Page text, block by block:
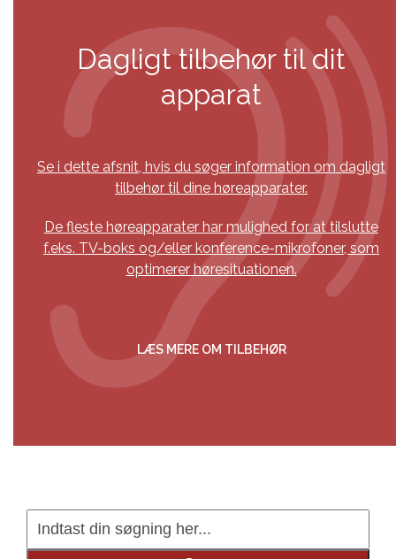
Dagligt tilbehør til dit
apparat
Se i dette afsnit, hvis du søger information om dagligt
tilbehør til dine høreapparater.
De fleste høreapparater har mulighed for at tilslutte
f.eks. TV-boks og/eller konference-mikrofoner, som
optimerer høresituationen.
LÆS MERE OM TILBEHØR
Indtast
din